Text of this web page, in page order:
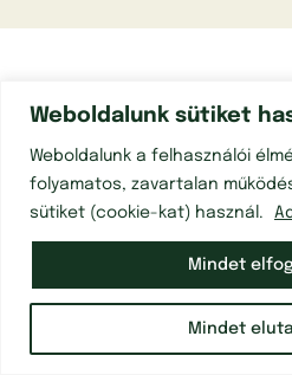
Weboldalunk sütiket
Weboldalunk a felhasználói
folyamatos, zavartalan
sütiket (cookie-kat) használ.
Mindet
Mindet